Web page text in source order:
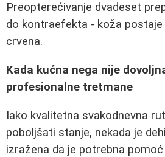
Preopterećivanje dvadeset
do kontraefekta - koža
crvena.
Kada kućna nega nije
profesionalne tretmane
Iako kvalitetna svakodnevna
poboljšati stanje, nekada je
izražena da je potrebna